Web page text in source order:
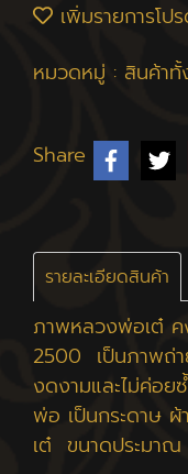
เพิ่มรายการโป
หมวดหมู่ : สินค้า
Share
รายละเอียดสินค้า
ภาพหลวงพ่อเต๋
2500 เป็นภาพถ่
งดงามและไม่ค่อ
พ่อ เป็นกระดาษ
เต๋ ขนาดประมา